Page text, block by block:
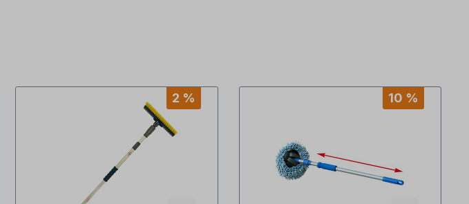
2 % 10 %